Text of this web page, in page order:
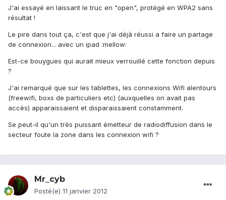
J'ai essayé en laissant le truc en "open", protégé en WPA2 sans
résultat !
Le pire dans tout ça, c'est que j'ai déjà réussi a faire un partage
de connexion... avec un ipad :mellow:
Est-ce bouygues qui aurait mieux verrouillé cette fonction depuis
?
J'ai remarqué que sur les tablettes, les connexions Wifi alentours
(freewifi, boxs de particuliers etc) (auxquelles on avait pas
accès) apparaissaient et disparaissaient constamment.
Se peut-il qu'un très puissant émetteur de radiodiffusion dans le
secteur foute la zone dans les connexion wifi ?
Mr_cyb
Posté(e) 11 janvier 2012